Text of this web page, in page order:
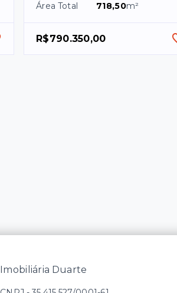
Área Total 718,50m²
R$790.350,00
Imobiliária Duarte